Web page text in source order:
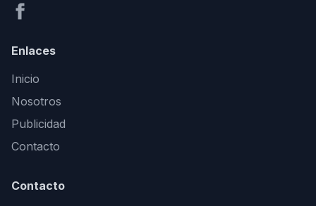
Enlaces
Inicio
Nosotros
Publicidad
Contacto
Contacto